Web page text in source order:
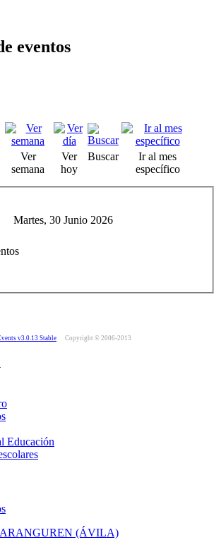
eventos
Ver
semana
Ver
hoy
Buscar
Ir al mes
específico
Martes, 30 Junio 2026
v3.0.13 Stable Copyright © 2006-2013
Educación
ARANGUREN (ÁVILA)